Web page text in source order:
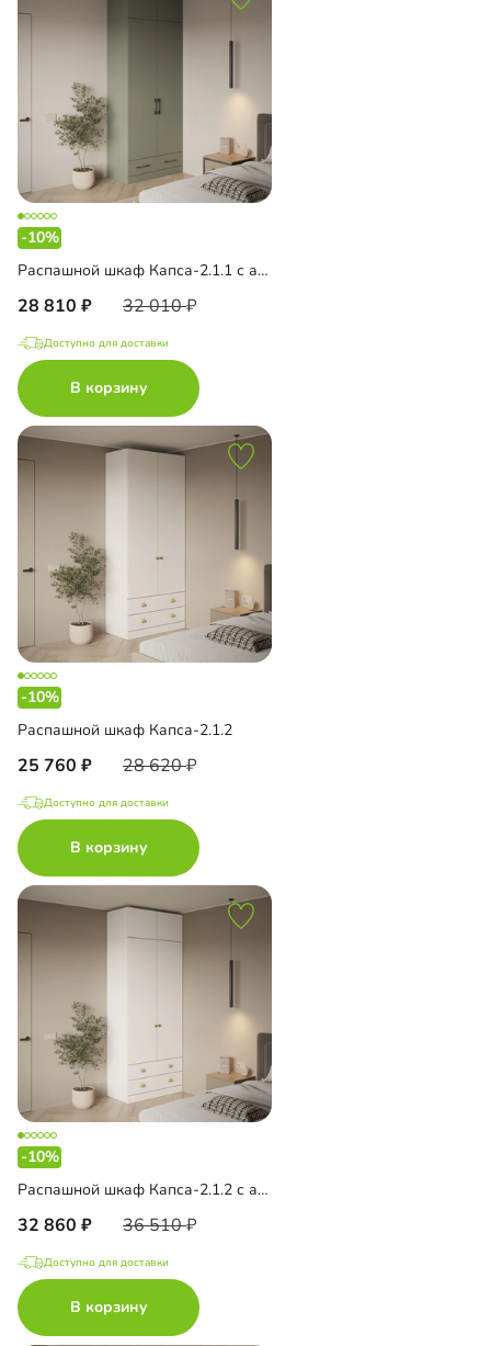
-10%
Распашной шкаф Капса-2.1.1 с антресолью
28 810 32 010
Доступно для доставки
В корзину
-10%
Распашной шкаф Капса-2.1.2
25 760 28 620
Доступно для доставки
В корзину
-10%
Распашной шкаф Капса-2.1.2 с антресолью
32 860 36 510
Доступно для доставки
В корзину